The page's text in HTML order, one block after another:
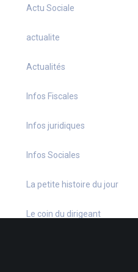
Actu Sociale
actualite
Actualités
Infos Fiscales
Infos juridiques
Infos Sociales
La petite histoire du jour
Le coin du dirigeant